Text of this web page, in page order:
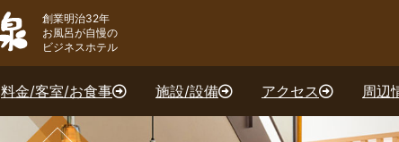
創業明治32年
お風呂が自慢の
ビジネスホテル
料金/客室/お食事 施設/設備 アクセス 周辺